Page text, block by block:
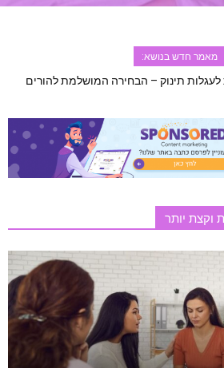
מאמר חדש בנושא:
לעגלות תינוק – הבחירה המושלמת להורים
המושלמת להוסיף יופי לכל אירוע
וקצת יותר